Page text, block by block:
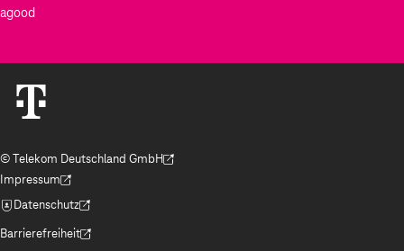
agood
© Telekom Deutschland GmbH
(Der Link wird in einem neuen Tab geöffnet)
Impressum
(Der Link wird in einem neuen Tab geöffnet)
Datenschutz
(Der Link wird in einem neuen Tab geöffnet)
Barrierefreiheit
(Der Link wird in einem neuen Tab geöffnet)